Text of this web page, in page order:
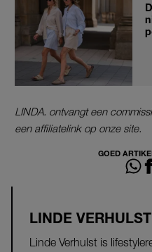
LINDA. ontvangt een
een affiliatelink op onze site.
GOED
LINDE VERHULST
Linde Verhulst is